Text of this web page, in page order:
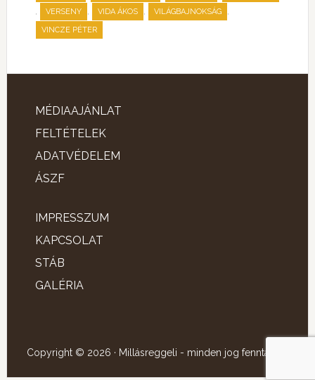
, VERSENY , VIDA ÁKOS , VILÁGBAJNOKSÁG ,
VINCZE PÉTER
MÉDIAAJÁNLAT
FELTÉTELEK
ADATVÉDELEM
ÁSZF
IMPRESSZUM
KAPCSOLAT
STÁB
GALÉRIA
Copyright © 2026 · Millásreggeli - minden jog fenntartva!